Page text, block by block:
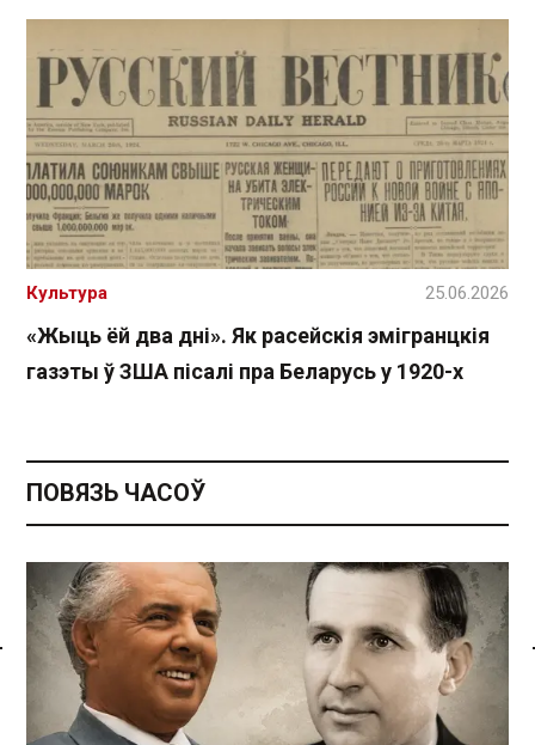
Спасылка без VPN
«Жыць ёй два дні». Як расейскія эмігранцкія
газэты ў ЗША пісалі пра Беларусь у 1920-х
Культура 25.06.2026
ПОВЯЗЬ ЧАСОЎ